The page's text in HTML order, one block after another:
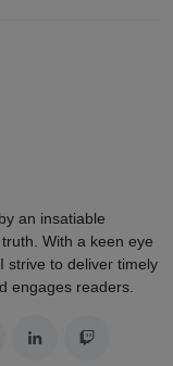
an insatiable
With a keen eye
strive to deliver timely
engages readers.